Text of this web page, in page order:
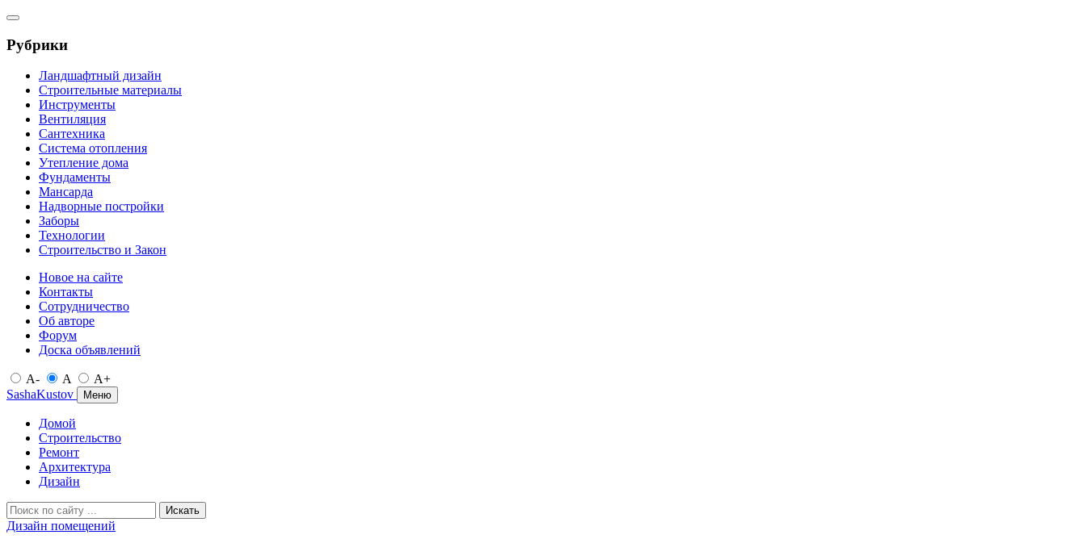
Рубрики
Ландшафтный дизайн
Строительные материалы
Инструменты
Вентиляция
Сантехника
Система отопления
Утепление дома
Фундаменты
Мансарда
Надворные постройки
Заборы
Технологии
Строительство и Закон
Новое на сайте
Контакты
Сотрудничество
Об авторе
Форум
Доска объявлений
A- A
A+
SashaKustov
Меню
Домой
Строительство
Ремонт
Архитектура
Дизайн
Искать
Дизайн помещений